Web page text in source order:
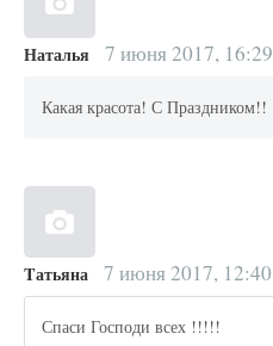
Наталья 7 июня 2017, 16:29
Какая красота! С Праздником!!
Tатьяна 7 июня 2017, 12:40
Спаси Господи всех !!!!!